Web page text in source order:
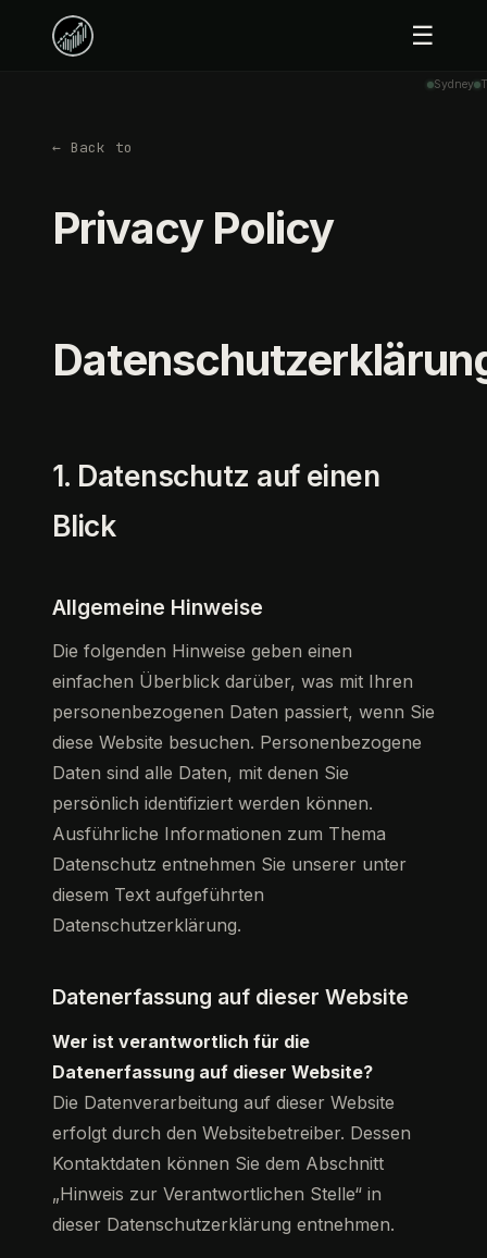
☰
Sydney
← Back to
Privacy Policy
1. Datenschutz auf einen
Blick
Allgemeine Hinweise
Die folgenden Hinweise geben einen
einfachen Überblick darüber, was mit Ihren
personenbezogenen Daten passiert, wenn Sie
diese Website besuchen. Personenbezogene
Daten sind alle Daten, mit denen Sie
persönlich identifiziert werden können.
Ausführliche Informationen zum Thema
Datenschutz entnehmen Sie unserer unter
diesem Text aufgeführten
Datenschutzerklärung.
Datenerfassung auf dieser Website
Wer ist verantwortlich für die
Datenerfassung auf dieser Website?
Die Datenverarbeitung auf dieser Website
erfolgt durch den Websitebetreiber. Dessen
Kontaktdaten können Sie dem Abschnitt
„Hinweis zur Verantwortlichen Stelle“ in
dieser Datenschutzerklärung entnehmen.